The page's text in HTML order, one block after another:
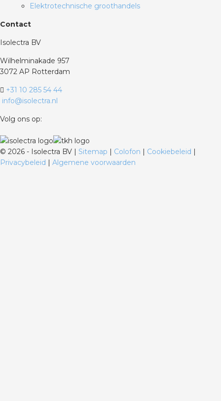
Elektrotechnische groothandels
Contact
Isolectra BV
Wilhelminakade 957
3072 AP Rotterdam
+31 10 285 54 44
info@isolectra.nl
Volg ons op:
© 2026 - Isolectra BV | Sitemap | Colofon | Cookiebeleid |
Privacybeleid | Algemene voorwaarden